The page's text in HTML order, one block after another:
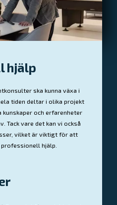
hjälp
ska kunna växa i
tiden deltar i olika projekt
kunskaper och erfarenheter
Tack vare det kan vi också
vilket är viktigt för att
professionell hjälp.